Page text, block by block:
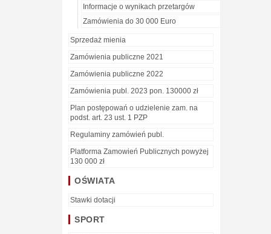
Informacje o wynikach przetargów
Zamówienia do 30 000 Euro
Sprzedaż mienia
Zamówienia publiczne 2021
Zamówienia publiczne 2022
Zamówienia publ. 2023 pon. 130000 zł
Plan postępowań o udzielenie zam. na
podst. art. 23 ust. 1 PZP
Regulaminy zamówień publ.
Platforma Zamowień Publicznych powyżej
130 000 zł
OŚWIATA
Stawki dotacji
SPORT